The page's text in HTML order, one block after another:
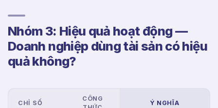
Nhóm 3: Hiệu quả hoạt động —
Doanh nghiệp dùng tài sản có hiệu
quả không?
CHỈ SỐ
CÔNG
Ý NGHĨA